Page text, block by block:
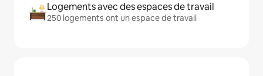
Logements avec des espaces de travail
250 logements ont un espace de travail